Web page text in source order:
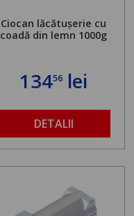
Ciocan lăcătușerie cu
coadă din lemn 1000g
13456 lei
DETALII